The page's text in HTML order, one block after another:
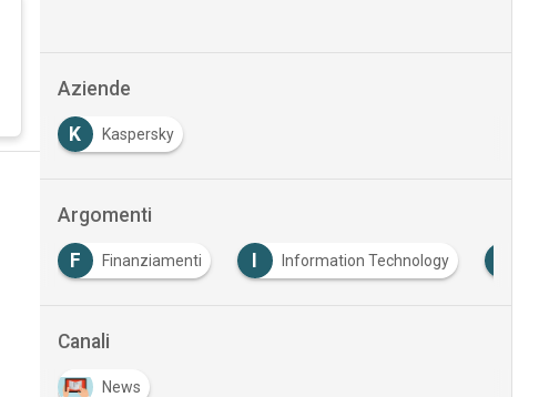
Aziende
K Kaspersky
Argomenti
Finanziamenti I Information Technology I Italia
Canali
News